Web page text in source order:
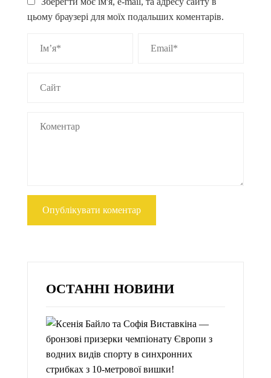
цьому браузері для моїх подальших коментарів.
ОСТАННІ НОВИНИ